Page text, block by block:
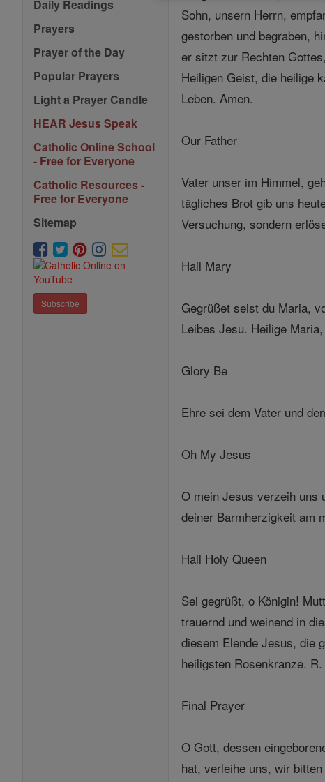
Daily Readings
Prayers
Prayer of the Day
Popular Prayers
Light a Prayer Candle
HEAR Jesus Speak
Catholic Online School
- Free for Everyone
Catholic Resources -
Free for Everyone
Sitemap
Subscribe
Sohn, unsern Herrn,
gestorben und begraben,
er sitzt zur Rechten
Heiligen Geist, die heilige
Leben. Amen.
Our Father
Vater unser im Himmel,
tägliches Brot gib uns
Versuchung, sondern
Hail Mary
Gegrüßet seist du Maria,
Leibes Jesu. Heilige
Glory Be
Ehre sei dem Vater und
Oh My Jesus
O mein Jesus verzeih uns
deiner Barmherzigkeit am
Hail Holy Queen
Sei gegrüßt, o Königin!
trauernd und weinend in
diesem Elende Jesus, die
heiligsten Rosenkranze.
Final Prayer
O Gott, dessen
hat, verleihe uns, wir